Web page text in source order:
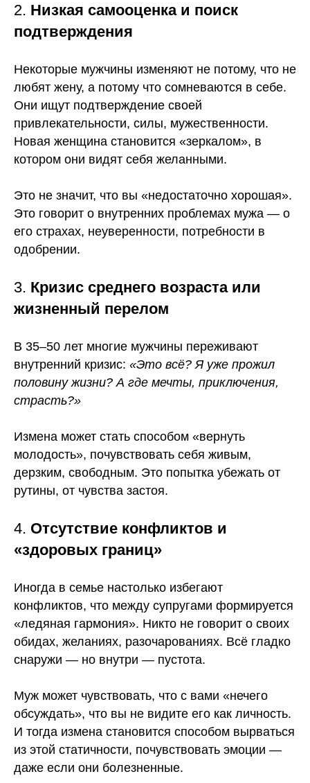
2. Низкая самооценка и поиск
подтверждения
Некоторые мужчины изменяют не потому, что не
любят жену, а потому что сомневаются в себе.
Они ищут подтверждение своей
привлекательности, силы, мужественности.
Новая женщина становится «зеркалом», в
котором они видят себя желанными.
Это не значит, что вы «недостаточно хорошая».
Это говорит о внутренних проблемах мужа — о
его страхах, неуверенности, потребности в
одобрении.
3. Кризис среднего возраста или
жизненный перелом
В 35–50 лет многие мужчины переживают
внутренний кризис: «Это всё? Я уже прожил
половину жизни? А где мечты, приключения,
страсть?»
Измена может стать способом «вернуть
молодость», почувствовать себя живым,
дерзким, свободным. Это попытка убежать от
рутины, от чувства застоя.
4. Отсутствие конфликтов и
«здоровых границ»
Иногда в семье настолько избегают
конфликтов, что между супругами формируется
«ледяная гармония». Никто не говорит о своих
обидах, желаниях, разочарованиях. Всё гладко
снаружи — но внутри — пустота.
Муж может чувствовать, что с вами «нечего
обсуждать», что вы не видите его как личность.
И тогда измена становится способом вырваться
из этой статичности, почувствовать эмоции —
даже если они болезненные.